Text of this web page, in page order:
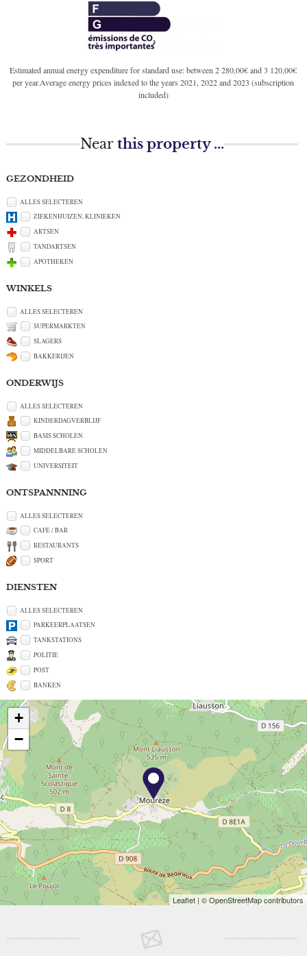
Estimated annual energy expenditure for standard use: between 2 280,00€ and 3 120,00€
per year.Average energy prices indexed to the years 2021, 2022 and 2023 (subscription
included)
Nearthis property ...
GEZONDHEID
ALLES SELECTEREN
ZIEKENHUIZEN, KLINIEKEN
ARTSEN
TANDARTSEN
APOTHEKEN
WINKELS
ALLES SELECTEREN
SUPERMARKTEN
SLAGERS
BAKKERIJEN
ONDERWIJS
ALLES SELECTEREN
KINDERDAGVERBLIJF
BASIS SCHOLEN
MIDDELBARE SCHOLEN
UNIVERSITEIT
ONTSPANNNING
ALLES SELECTEREN
CAFE / BAR
RESTAURANTS
SPORT
DIENSTEN
ALLES SELECTEREN
PARKEERPLAATSEN
TANKSTATIONS
POLITIE
POST
BANKEN
+
−
Leaflet | © OpenStreetMap contributors